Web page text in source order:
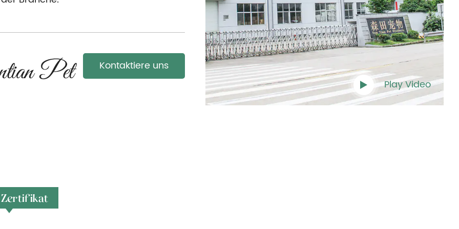
Kontaktiere uns
Play Video
Zertifikat